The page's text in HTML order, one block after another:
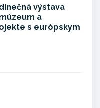
výstava
a
s európskym